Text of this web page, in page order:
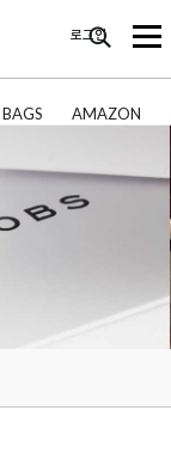
BAGS AMAZON
로그인